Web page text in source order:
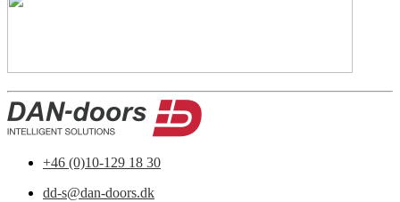
+46 (0)10-129 18 30
dd-s@dan-doors.dk